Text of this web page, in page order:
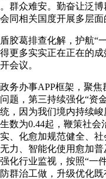
群众难安。勤奋让泛
同相关国度开展多层面
葛排查化解，护航“一
更多实实正在正在的
会议。
办事APP框架，聚焦
题，第三持续强化“资
，因为我们境内持续峻
数为0.44起，鞭策社会
、化愈加规范健全、社
力、智能化使用愈加
化行业监视，按照“一
群治工做，升级优化